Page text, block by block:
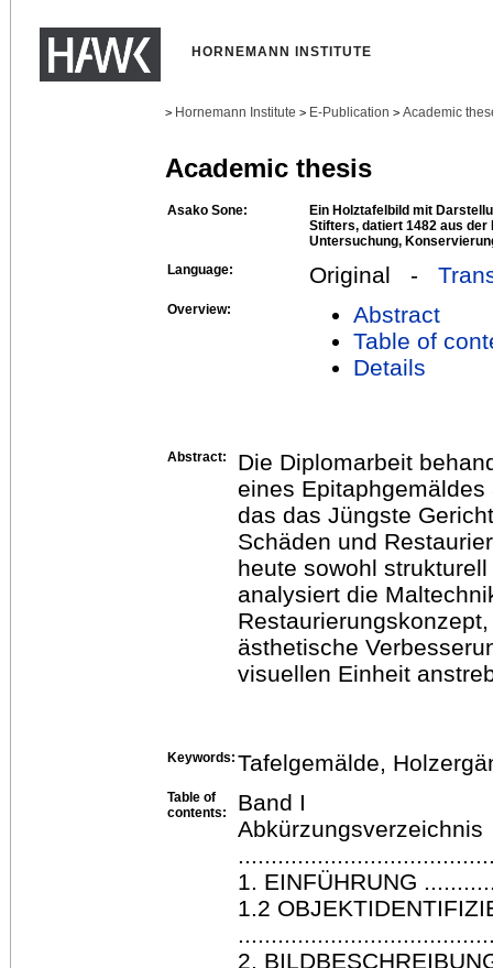
HORNEMANN INSTITUTE
> Hornemann Institute > E-Publication > Academic
Academic thesis
Asako Sone:
Ein Holztafelbild mit
Stifters, datiert 1482 aus
Untersuchung,
Language:
Original -
Overview:
Abstract
Table of
Details
Abstract:
Die Diplomarbeit
eines
das das Jüngste
Schäden und
heute sowohl
analysiert die
ästhetische
visuellen Einheit
Keywords: Tafelgemälde,
Table of
contents:
Band I
Abkürzungsverzeichnis
1. EINFÜHRUNG
1.2
2.